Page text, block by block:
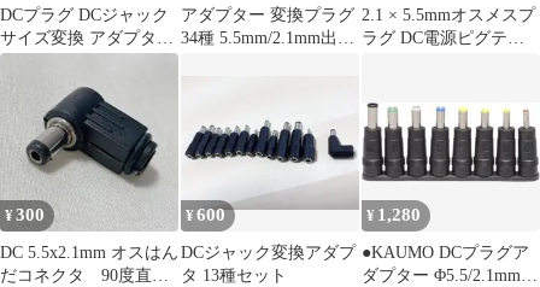
DCプラグ DCジャック
サイズ変換 アダプター
コネクター 外径5.5mm
内径2.1mm → 外径
5.5mm 内径1.7mm
アダプター 変換プラグ
34種 5.5mm/2.1mm出力
2.1 × 5.5mmオスメスプ
ラグ DC電源ピグテー
¥300
DC 5.5x2.1mm オスはん
だコネクタ 90度直角
¥600
DCジャック変換アダプ
タ 13種セット
¥ 1,280
●KAUMO DCプラグア
ダプター Φ5.5/2.1mm